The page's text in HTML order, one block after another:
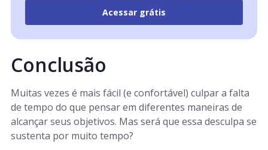
Acessar grátis
Conclusão
Muitas vezes é mais fácil (e confortável) culpar a falta
de tempo do que pensar em diferentes maneiras de
alcançar seus objetivos. Mas será que essa desculpa se
sustenta por muito tempo?